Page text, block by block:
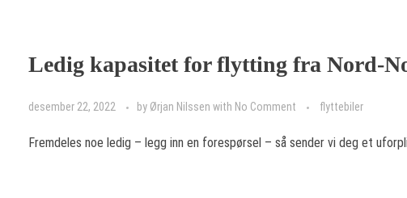
Ledig kapasitet for flytting fra Nord-
desember 22, 2022 by Ørjan Nilssen with No Comment flyttebiler
Fremdeles noe ledig – legg inn en forespørsel – så sender vi deg et